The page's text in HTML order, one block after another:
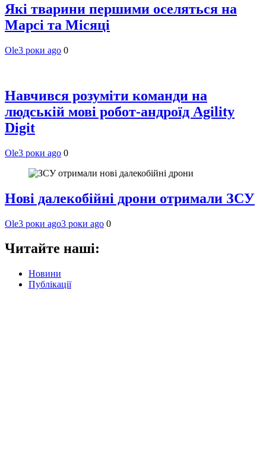
Які тварини першими оселяться на
Марсі та Місяці
Ole3 роки ago 0
Навчився розуміти команди на
людській мові робот-андроїд Agility
Digit
Ole3 роки ago 0
Нові далекобійні дрони отримали ЗСУ
Ole3 роки ago3 роки ago 0
Читайте наші:
Новини
Публікації